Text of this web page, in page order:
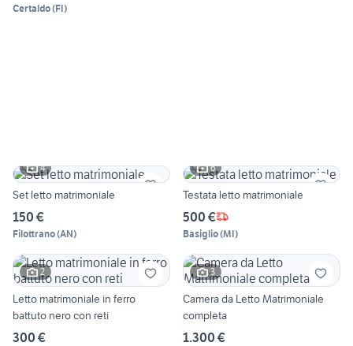
Certaldo(FI)
4
Set letto matrimoniale
150 €
Filottrano(AN)
6
Testata letto matrimoniale
500 €
Basiglio(MI)
2
Letto matrimoniale in ferro
battuto nero con reti
300 €
3
Camera da Letto Matrimoniale
completa
1.300 €